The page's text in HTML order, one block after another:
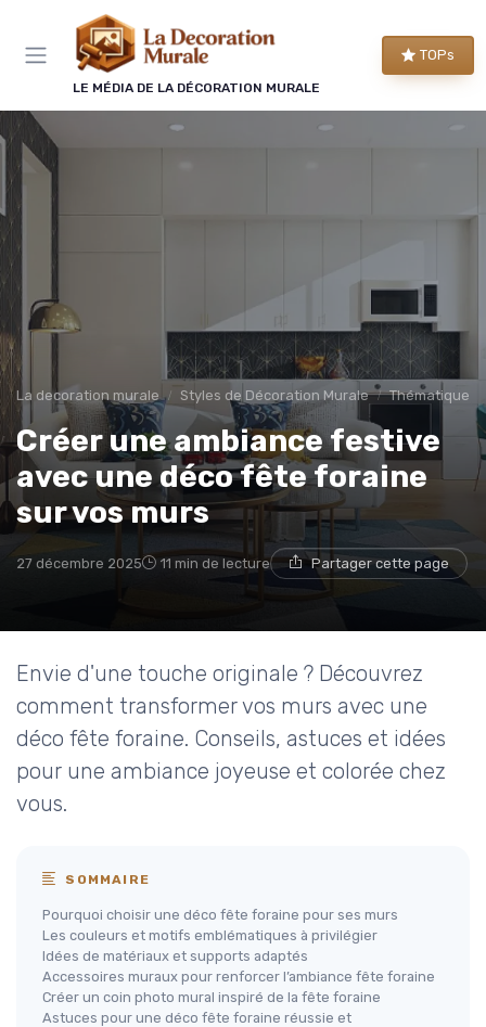
LE MÉDIA DE LA DÉCORATION MURALE
TOPs
La decoration murale Styles de Décoration Murale Thématique
Créer une ambiance festive
avec une déco fête foraine
sur vos murs
27 décembre 2025 11 min de lecture Partager cette page
Envie d'une touche originale ? Découvrez
comment transformer vos murs avec une
déco fête foraine. Conseils, astuces et idées
pour une ambiance joyeuse et colorée chez
vous.
SOMMAIRE
Pourquoi choisir une déco fête foraine pour ses murs
Les couleurs et motifs emblématiques à privilégier
Idées de matériaux et supports adaptés
Accessoires muraux pour renforcer l’ambiance fête foraine
Créer un coin photo mural inspiré de la fête foraine
Astuces pour une déco fête foraine réussie et
Panneau de gestion des cookies